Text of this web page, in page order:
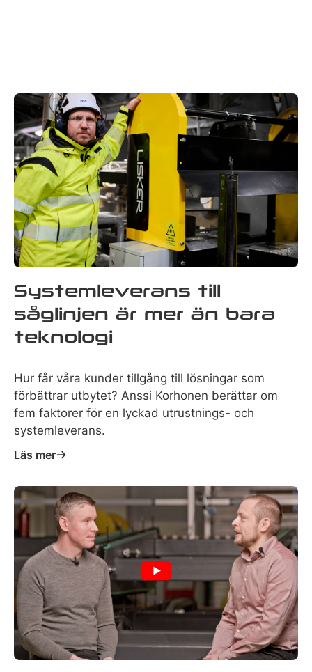
Systemleverans till
såglinjen är mer än bara
teknologi
Hur får våra kunder tillgång till lösningar som
förbättrar utbytet? Anssi Korhonen berättar om
fem faktorer för en lyckad utrustnings- och
systemleverans.
Läs mer